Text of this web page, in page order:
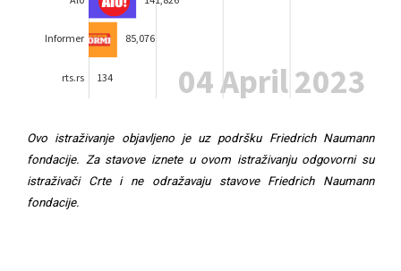
Ovo istraživanje objavljeno je uz podršku Friedrich Naumann
fondacije. Za stavove iznete u ovom istraživanju odgovorni su
istraživači Crte i ne odražavaju stavove Friedrich Naumann
fondacije.